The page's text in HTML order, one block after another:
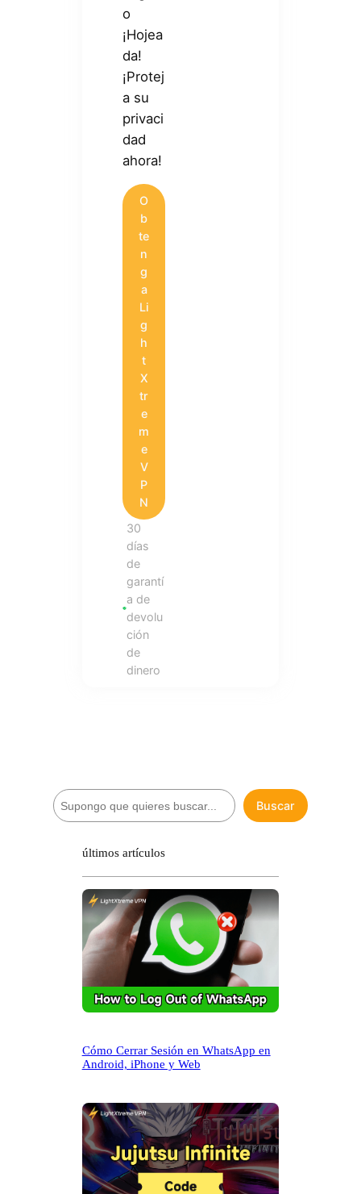
o
¡Hojea
da!
¡Protej
a su
privaci
dad
ahora!
O
b
te
n
g
a
Li
g
h
t
X
tr
e
m
e
V
P
N
30
días
de
garantí
a de
devolu
ción
de
dinero
B
u
Buscar
últimos artículos
Cómo Cerrar Sesión en WhatsApp en
Android, iPhone y Web